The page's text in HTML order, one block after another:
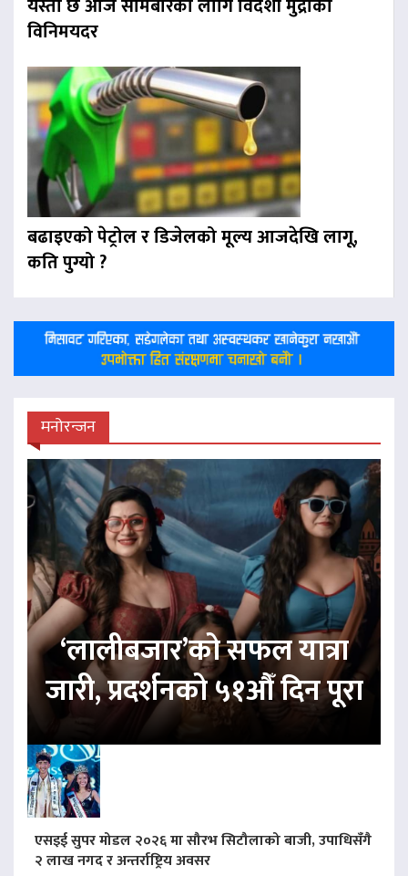
यस्तो छ आज सोमबारका लागि विदेशी मुद्राको
विनिमयदर
बढाइएको पेट्रोल र डिजेलको मूल्य आजदेखि लागू,
कति पुग्यो ?
मनोरन्जन
‘लालीबजार’को सफल यात्रा
जारी, प्रदर्शनको ५१औँ दिन पूरा
एसइई सुपर मोडल २०२६ मा सौरभ सिटौलाको बाजी, उपाधिसँगै
२ लाख नगद र अन्तर्राष्ट्रिय अवसर